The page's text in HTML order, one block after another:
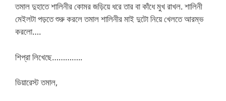
তমাল দুহাতে শালিনীর কোমর জড়িয়ে ধরে তার বা কাঁধে মুখ রাখল. শালিনী
মেইলটা পড়তে শুরু করলে তমাল শালিনীর মাই দুটো নিয়ে খেলতে আরম্ভ
করলো….
শিপ্রা লিখেছে…………..
ডিয়ারেস্ট তমাল,